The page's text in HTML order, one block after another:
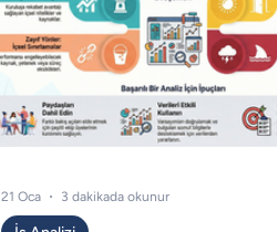
21 Oca 3 dakikada okunur